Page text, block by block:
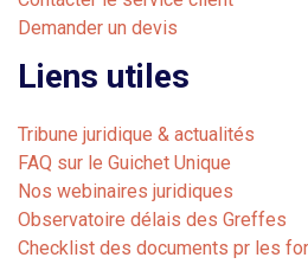
Demander un devis
Liens utiles
Tribune juridique & actualités
FAQ sur le Guichet Unique
Nos webinaires juridiques
Observatoire délais des Greffes
Checklist des documents pr les